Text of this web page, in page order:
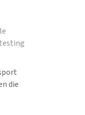
die